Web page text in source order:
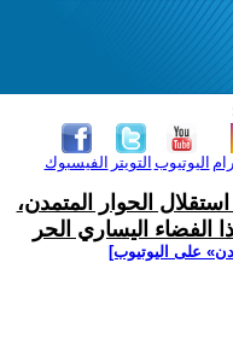
الفيسبوك التويتر اليوتيوب
الحوار المتمدن،
الفضاء اليساري الحر
على اليوتيوب]